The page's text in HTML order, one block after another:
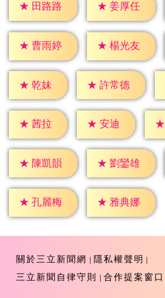
★ 田路路 ★ 姜厚任
★ 曹雨婷 ★ 楊光友
★ 乾妹 ★ 許常德
★ 茜拉 ★ 安迪 ★
★ 陳凱韻 ★ 劉鑾雄
★ 孔麗梅 ★ 雅典娜
關於三立新聞網
隱私權聲明
三立新聞自律守則
合作提案窗口